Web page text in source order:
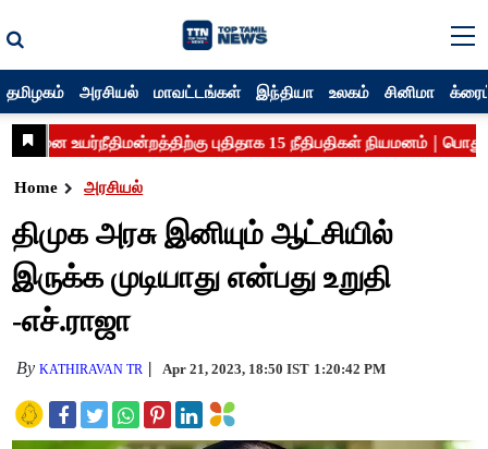
தமிழகம் அரசியல் மாவட்டங்கள் இந்தியா உலகம் சினிமா
Home அரசியல்
திமுக அரசு இனியும் ஆட்சியில்
இருக்க முடியாது என்பது உறுதி
-எச்.ராஜா
ByKATHIRAVAN TR Apr 21, 2023, 18:50 IST 1:20:42 PM